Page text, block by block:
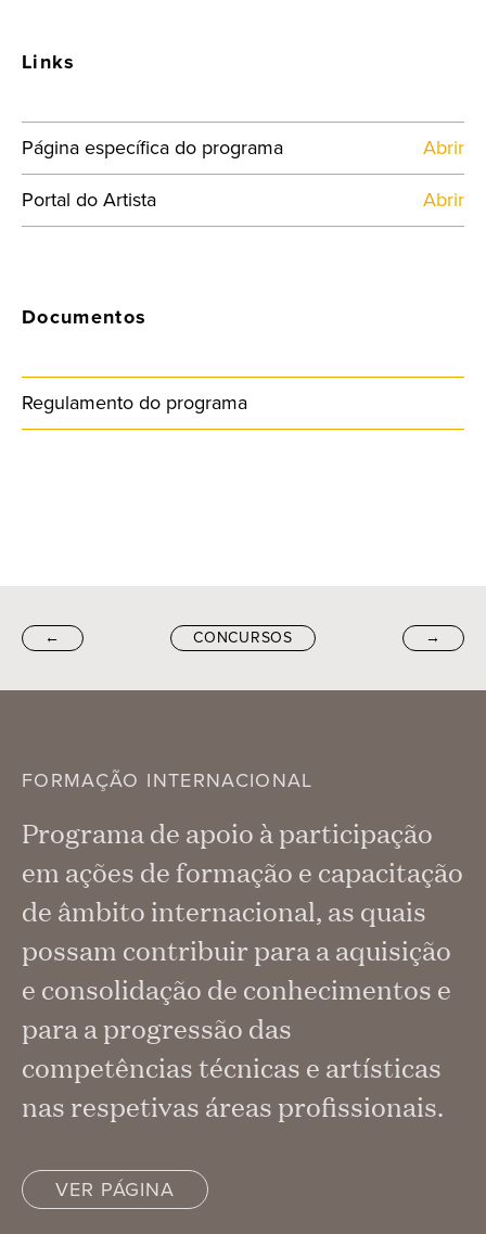
Links
Página específica do programa
Abrir
Portal do Artista
Abrir
Documentos
Regulamento do programa
← CONCURSOS →
FORMAÇÃO INTERNACIONAL
Programa de apoio à participação
em ações de formação e capacitação
de âmbito internacional, as quais
possam contribuir para a aquisição
e consolidação de conhecimentos e
para a progressão das
competências técnicas e artísticas
nas respetivas áreas profissionais.
VER PÁGINA